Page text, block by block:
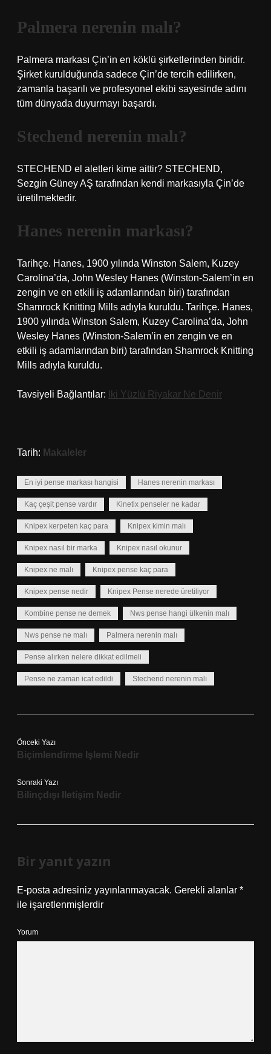
Palmera nerenin malı?
Palmera markası Çin’in en köklü şirketlerinden biridir.
Şirket kurulduğunda sadece Çin’de tercih edilirken,
zamanla başarılı ve profesyonel ekibi sayesinde adını
tüm dünyada duyurmayı başardı.
Stechend nerenin malı?
STECHEND el aletleri kime aittir? STECHEND,
Sezgin Güney AŞ tarafından kendi markasıyla Çin’de
üretilmektedir.
Hanes nerenin markası?
Tarihçe. Hanes, 1900 yılında Winston Salem, Kuzey
Carolina’da, John Wesley Hanes (Winston-Salem’in en
zengin ve en etkili iş adamlarından biri) tarafından
Shamrock Knitting Mills adıyla kuruldu. Tarihçe. Hanes,
1900 yılında Winston Salem, Kuzey Carolina’da, John
Wesley Hanes (Winston-Salem’in en zengin ve en
etkili iş adamlarından biri) tarafından Shamrock Knitting
Mills adıyla kuruldu.
Tavsiyeli Bağlantılar: Iki Yüzlü Riyakar Ne Denir
Tarih: Makaleler
En iyi pense markası hangisi Hanes nerenin markası
Kaç çeşit pense vardır Kinetix penseler ne kadar
Knipex kerpeten kaç para Knipex kimin malı
Knipex nasıl bir marka Knipex nasıl okunur
Knipex ne malı Knipex pense kaç para
Knipex pense nedir Knipex Pense nerede üretiliyor
Kombine pense ne demek Nws pense hangi ülkenin malı
Nws pense ne malı Palmera nerenin malı
Pense alırken nelere dikkat edilmeli
Pense ne zaman icat edildi Stechend nerenin malı
Önceki Yazı
Biçimlendirme Işlemi Nedir
Sonraki Yazı
Bilinçdışı Iletişim Nedir
Bir yanıt yazın
E-posta adresiniz yayınlanmayacak. Gerekli alanlar *
ile işaretlenmişlerdir
Yorum